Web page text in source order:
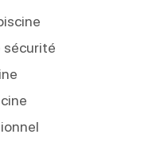
sécurité